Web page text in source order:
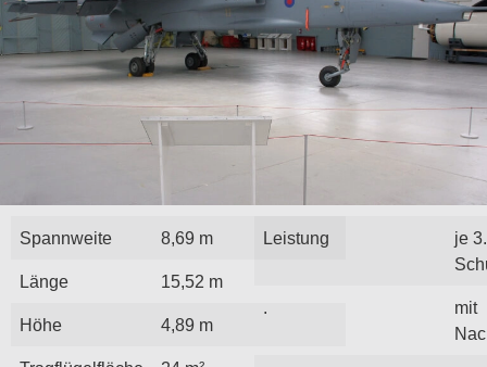
Spannweite 8,69 m
Länge 15,52 m
Höhe 4,89 m
Leistung
je
.
mit